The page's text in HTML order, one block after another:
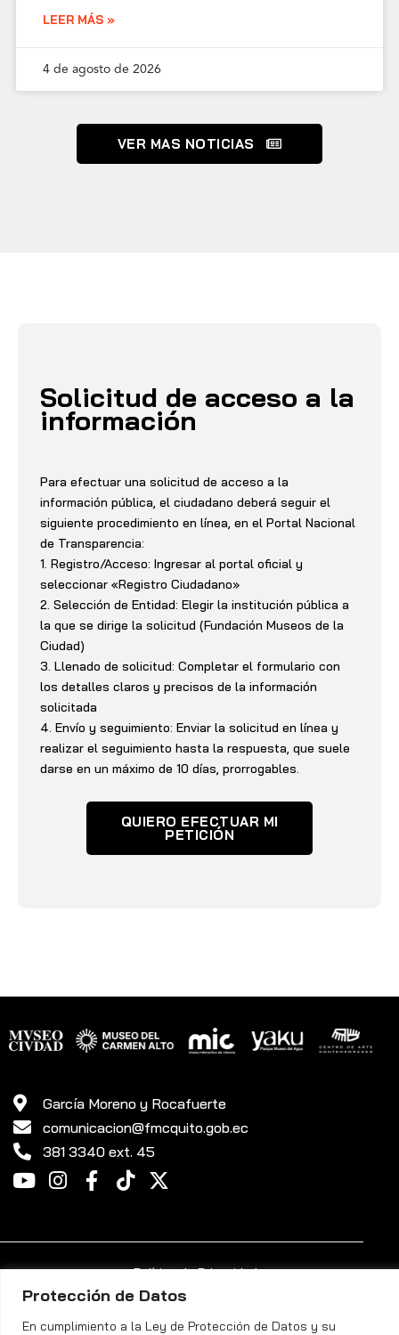
Protección de Datos
En cumplimiento a la Ley de Protección de Datos y su
LEER MÁS »
4 de agosto de 2026
VER MAS NOTICIAS
Solicitud de acceso a la
información
Para efectuar una solicitud de acceso a la
información pública, el ciudadano deberá seguir el
siguiente procedimiento en línea, en el Portal Nacional
de Transparencia:
1. Registro/Acceso: Ingresar al portal oficial y
seleccionar «Registro Ciudadano»
2. Selección de Entidad: Elegir la institución pública a
la que se dirige la solicitud (Fundación Museos de la
Ciudad)
3. Llenado de solicitud: Completar el formulario con
los detalles claros y precisos de la información
solicitada
4. Envío y seguimiento: Enviar la solicitud en línea y
realizar el seguimiento hasta la respuesta, que suele
darse en un máximo de 10 días, prorrogables.
QUIERO EFECTUAR MI
PETICIÓN
García Moreno y Rocafuerte
comunicacion@fmcquito.gob.ec
381 3340 ext. 45
Política de Privacidad
Fundación Museos de la Ciudad Quito ©. Todos los Derechos
Reservados.